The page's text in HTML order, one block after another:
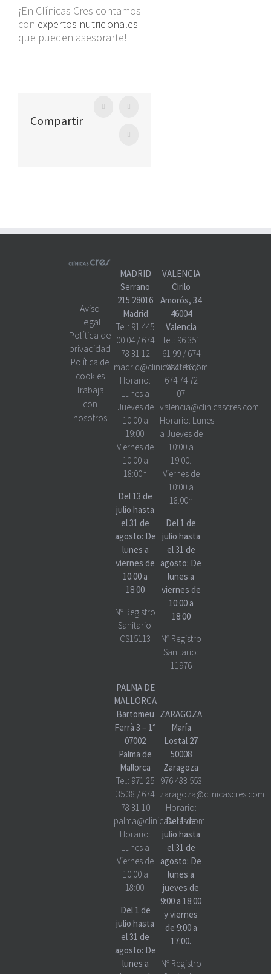
¡En Clínicas Cres contamos
con expertos nutricionales
que pueden asesorarte!
Compartir
Facebook Twitter
WhatsApp
Aviso
Legal
Política de
privacidad
Política de
cookies
Trabaja
con
nosotros
MADRID
Serrano
215 28016
Madrid
Tel.: 91 445
00 04/ 674
78 31 12
madrid@clinicascres.com
Horario:
Lunes a
Jueves de
10:00 a
19:00.
Viernes de
10:00 a
18:00h
Del 13 de
julio hasta
el 31 de
agosto: De
lunes a
viernes de
10:00 a
18:00
Nº Registro
Sanitario:
CS15113
PALMA DE
MALLORCA
Bartomeu
Ferrà 3 – 1°
07002
Palma de
Mallorca
Tel.: 971 25
35 38 / 674
78 31 10
palma@clinicascres.com
Horario:
Lunes a
Viernes de
10:00 a
18:00.
Del 1 de
julio hasta
el 31 de
agosto: De
lunes a
VALENCIA
Cirilo
Amorós, 34
46004
Valencia
Tel.: 96 351
61 99/ 674
78 31 16/
674 74 72
07
valencia@clinicascres.com
Horario: Lunes
a Jueves de
10:00 a
19:00.
Viernes de
10:00 a
18:00h
Del 1 de
julio hasta
el 31 de
agosto: De
lunes a
viernes de
10:00 a
18:00
Nº Registro
Sanitario:
11976
ZARAGOZA
María
Lostal 27
50008
Zaragoza
976 483 553
zaragoza@clinicascres.com
Horario:
Del 1 de
julio hasta
el 31 de
agosto: De
lunes a
jueves de
9:00 a 18:00
y viernes
de 9:00 a
17:00.
Nº Registro